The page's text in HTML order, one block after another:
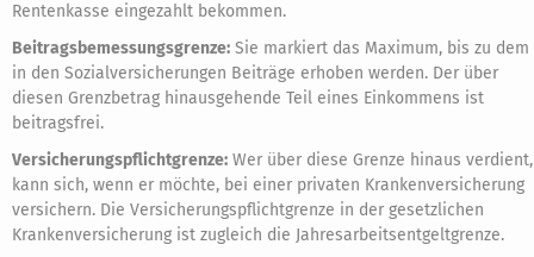
Rentenkasse eingezahlt bekommen.
Beitragsbemessungsgrenze: Sie markiert das Maximum, bis zu dem
in den Sozialversicherungen Beiträge erhoben werden. Der über
diesen Grenzbetrag hinausgehende Teil eines Einkommens ist
beitragsfrei.
Versicherungspflichtgrenze: Wer über diese Grenze hinaus verdient,
kann sich, wenn er möchte, bei einer privaten Krankenversicherung
versichern. Die Versicherungspflichtgrenze in der gesetzlichen
Krankenversicherung ist zugleich die Jahresarbeitsentgeltgrenze.